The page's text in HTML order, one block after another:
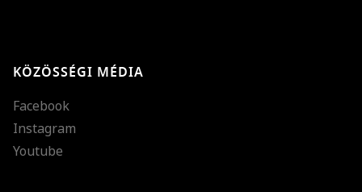
KÖZÖSSÉGI MÉDIA
Facebook
Instagram
Youtube